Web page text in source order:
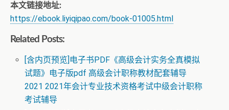
本文链接地址:
https://ebook.liyiqipao.com/book-01005.html
Related Posts:
[含内页预览]电子书PDF《高级会计实务全真模拟
试题》电子版pdf 高级会计职称教材配套辅导
2021 2021年会计专业技术资格考试中级会计职称
考试辅导